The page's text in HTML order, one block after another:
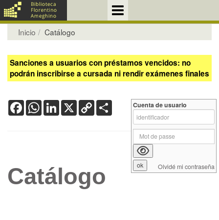
Inicio Catálogo
Sanciones a usuarios con préstamos vencidos: no
podrán inscribirse a cursada ni rendir exámenes finales
FacebookWhatsApp
LinkedIn
X Copy
Link
Catálogo
Cuenta de usuario
Olvidé mi contraseña